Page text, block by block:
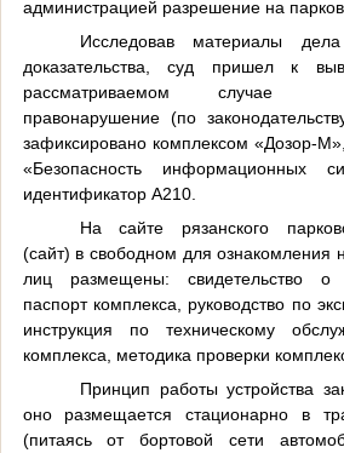
администрацией разрешение на
Исследовав материалы
доказательства, суд пришел к
рассматриваемом случае
правонарушение (по
зафиксировано комплексом «Дозор-
«Безопасность информационных
идентификатор А210.
На сайте рязанского
(сайт) в свободном для ознакомления
лиц размещены: свидетельство о
паспорт комплекса, руководство по
инструкция по техническому
комплекса, методика проверки
Принцип работы устройства
оно размещается стационарно в
(питаясь от бортовой сети